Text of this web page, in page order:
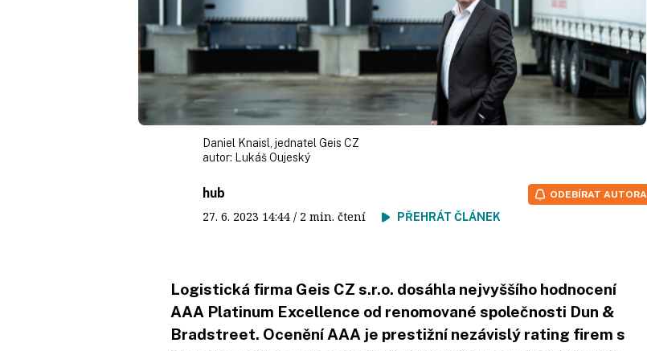
Daniel Knaisl, jednatel Geis CZ
autor: Lukáš Oujeský
hub
27. 6. 2023 14:44 / 2 min. čtení PŘEHRÁT ČLÁNEK
ODEBÍRAT AUTORA
Logistická firma Geis CZ s.r.o. dosáhla nejvyššího hodnocení
AAA Platinum Excellence od renomované společnosti Dun &
Bradstreet. Ocenění AAA je prestižní nezávislý rating firem s